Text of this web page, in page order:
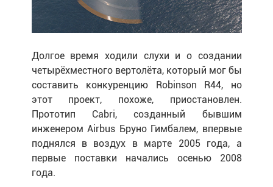
Долгое время ходили слухи и о создании
четырёхместного вертолёта, который мог бы
составить конкуренцию Robinson R44, но
этот проект, похоже, приостановлен.
Прототип Cabri, созданный бывшим
инженером Airbus Бруно Гимбалем, впервые
поднялся в воздух в марте 2005 года, а
первые поставки начались осенью 2008
года.